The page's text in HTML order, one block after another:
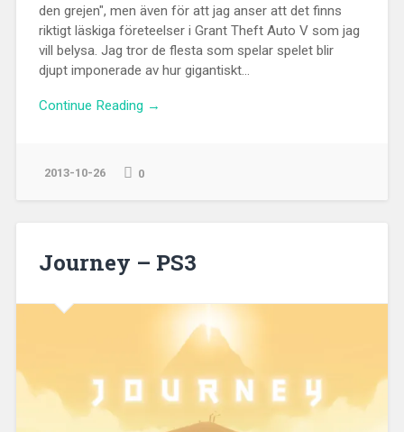
den grejen", men även för att jag anser att det finns
riktigt läskiga företeelser i Grant Theft Auto V som jag
vill belysa. Jag tror de flesta som spelar spelet blir
djupt imponerade av hur gigantiskt...
Continue Reading →
2013-10-26 0
Journey – PS3